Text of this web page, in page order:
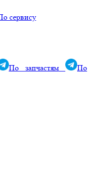
сервису
По запчастям
По